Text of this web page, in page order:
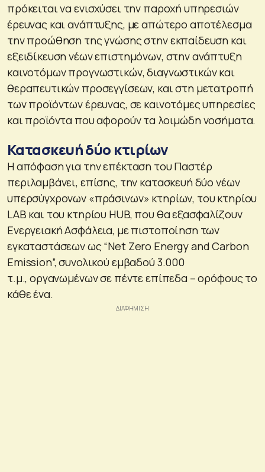
πρόκειται να ενισχύσει την παροχή υπηρεσιών
έρευνας και ανάπτυξης, με απώτερο αποτέλεσμα
την προώθηση της γνώσης στην εκπαίδευση και
εξειδίκευση νέων επιστημόνων, στην ανάπτυξη
καινοτόμων προγνωστικών, διαγνωστικών και
θεραπευτικών προσεγγίσεων, και στη μετατροπή
των προϊόντων έρευνας, σε καινοτόμες υπηρεσίες
και προϊόντα που αφορούν τα λοιμώδη νοσήματα.
Κατασκευή δύο κτιρίων
Η απόφαση για την επέκταση του Παστέρ
περιλαμβάνει, επίσης, την κατασκευή δύο νέων
υπερσύγχρονων «πράσινων» κτηρίων, του κτηρίου
LAB και του κτηρίου HUB, που θα εξασφαλίζουν
Ενεργειακή Ασφάλεια, με πιστοποίηση των
εγκαταστάσεων ως “Net Zero Energy and Carbon
Emission”, συνολικού εμβαδού 3.000
τ.μ., οργανωμένων σε πέντε επίπεδα – ορόφους το
κάθε ένα.